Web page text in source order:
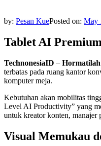
by: Pesan KuePosted on: May
Tablet AI
TechnonesiaID –
terbatas pada ruang kantor
komputer meja.
Kebutuhan akan mobilitas
Level AI Productivity” yang
untuk kreator konten, manajer
Visual Memukau